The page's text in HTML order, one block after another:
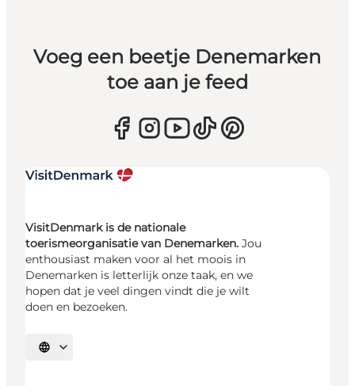
Voeg een beetje Denemarken
toe aan je feed
VisitDenmark is de nationale
toerismeorganisatie van Denemarken. Jou
enthousiast maken voor al het moois in
Denemarken is letterlijk onze taak, en we
hopen dat je veel dingen vindt die je wilt
doen en bezoeken.
Selecteer taal